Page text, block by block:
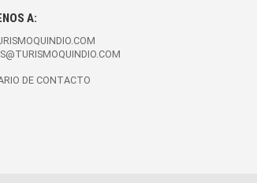
A:
DE CONTACTO